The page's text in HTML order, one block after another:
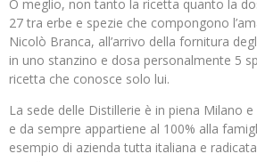
O meglio, non tanto la ricetta quanto la
27 tra erbe e spezie che compongono
Nicolò Branca, all’arrivo della fornitura
in uno stanzino e dosa personalmente 5
ricetta che conosce solo lui.
La sede delle Distillerie è in piena Milano
e da sempre appartiene al 100% alla
esempio di azienda tutta italiana e